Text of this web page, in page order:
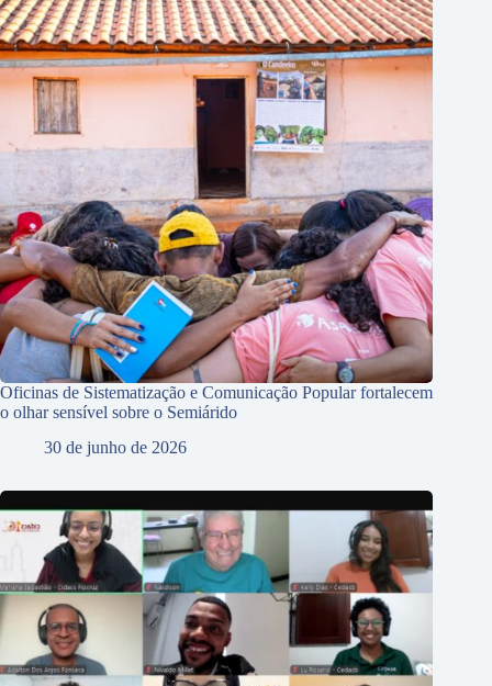
Oficinas de Sistematização e Comunicação Popular fortalecem
o olhar sensível sobre o Semiárido
30 de junho de 2026